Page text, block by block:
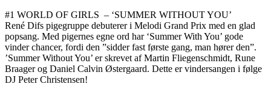
#1 WORLD OF GIRLS – ‘SUMMER WITHOUT YOU’
René Difs pigegruppe debuterer i Melodi Grand Prix med en glad
popsang. Med pigernes egne ord har ‘Summer With You’ gode
vinder chancer, fordi den ”sidder fast første gang, man hører den”.
’Summer Without You’ er skrevet af Martin Fliegenschmidt, Rune
Braager og Daniel Calvin Østergaard. Dette er vindersangen i følge
DJ Peter Christensen!